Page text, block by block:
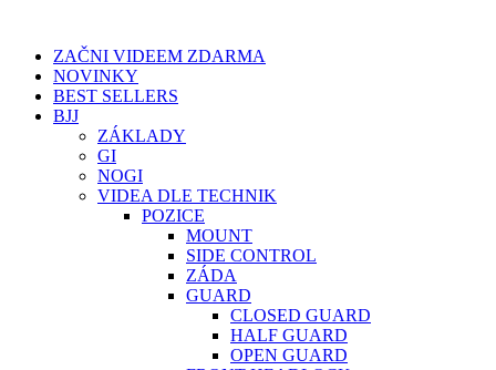
obsah
ZAČNI VIDEEM ZDARMA
NOVINKY
BEST SELLERS
BJJ
ZÁKLADY
GI
NOGI
VIDEA DLE TECHNIK
POZICE
MOUNT
SIDE CONTROL
ZÁDA
GUARD
CLOSED GUARD
HALF GUARD
OPEN GUARD